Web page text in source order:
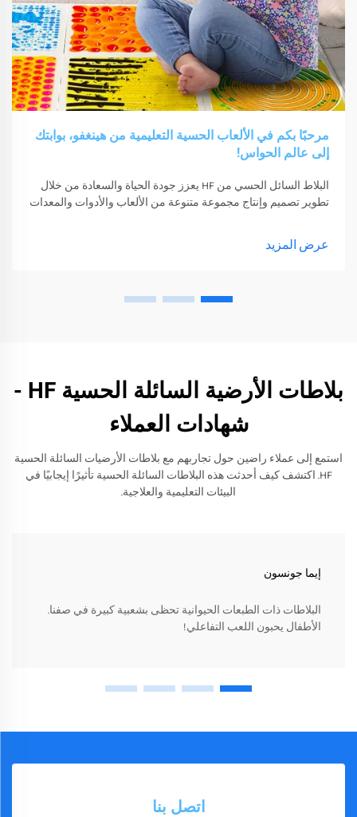
مرحبًا بكم في الألعاب الحسية التعليمية من هينغفو، بوابتك
إلى عالم الحواس!
البلاط السائل الحسي من HF يعزز جودة الحياة والسعادة من خلال
تطوير تصميم وإنتاج مجموعة متنوعة من الألعاب والأدوات والمعدات
عرض المزيد
بلاطات الأرضية السائلة الحسية HF -
شهادات العملاء
استمع إلى عملاء راضين حول تجاربهم مع بلاطات الأرضيات السائلة الحسية
HF. اكتشف كيف أحدثت هذه البلاطات السائلة الحسية تأثيرًا إيجابيًا في
البيئات التعليمية والعلاجية.
إيما جونسون
البلاطات ذات الطبعات الحيوانية تحظى بشعبية كبيرة في صفنا.
الأطفال يحبون اللعب التفاعلي!
اتصل بنا